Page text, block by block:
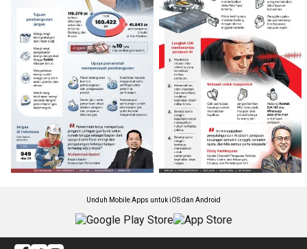
Unduh Mobile Apps untuk iOS dan Android